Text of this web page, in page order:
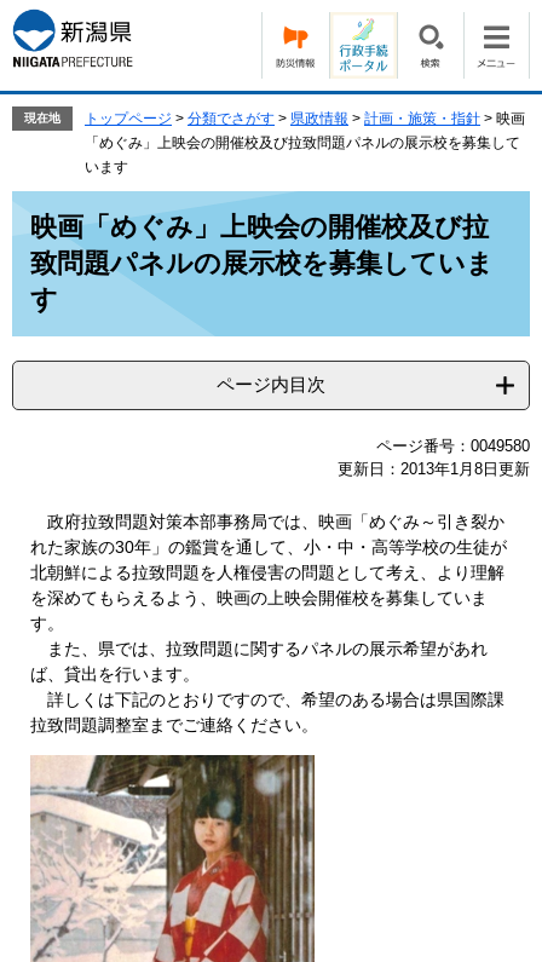
ー
ジ
の
す。
ニ
ュ
ー
し
現在地 トップページ > 分類でさがす > 県政情報 > 計画・施策・指針 > 映画
「めぐみ」上映会の開催校及び拉致問題パネルの展示校を募集して
います
映画「めぐみ」上映会の開催校及び拉
致問題パネルの展示校を募集していま
す
ページ内目次
ページ番号：0049580
更新日：2013年1月8日更新
政府拉致問題対策本部事務局では、映画「めぐみ～引き裂か
れた家族の30年」の鑑賞を通して、小・中・高等学校の生徒が
北朝鮮による拉致問題を人権侵害の問題として考え、より理解
を深めてもらえるよう、映画の上映会開催校を募集していま
す。
また、県では、拉致問題に関するパネルの展示希望があれ
ば、貸出を行います。
詳しくは下記のとおりですので、希望のある場合は県国際課
拉致問題調整室までご連絡ください。